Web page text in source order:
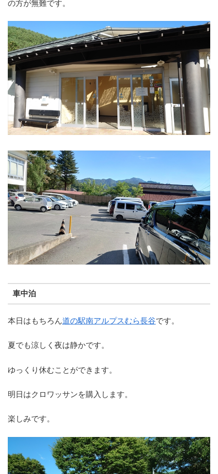
の方が無難です。
車中泊
本日はもちろん道の駅南アルプスむら長谷です。
夏でも涼しく夜は静かです。
ゆっくり休むことができます。
明日はクロワッサンを購入します。
楽しみです。